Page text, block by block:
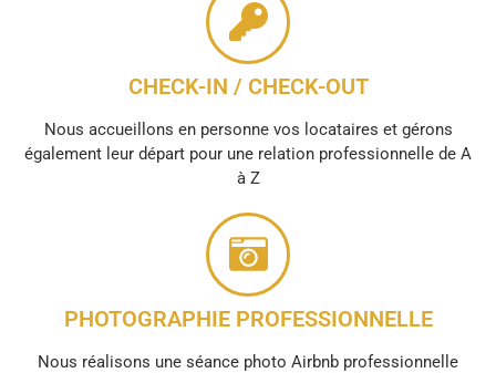
CHECK-IN / CHECK-OUT
Nous accueillons en personne vos locataires et gérons
également leur départ pour une relation professionnelle de A
à Z
PHOTOGRAPHIE PROFESSIONNELLE
Nous réalisons une séance photo Airbnb professionnelle